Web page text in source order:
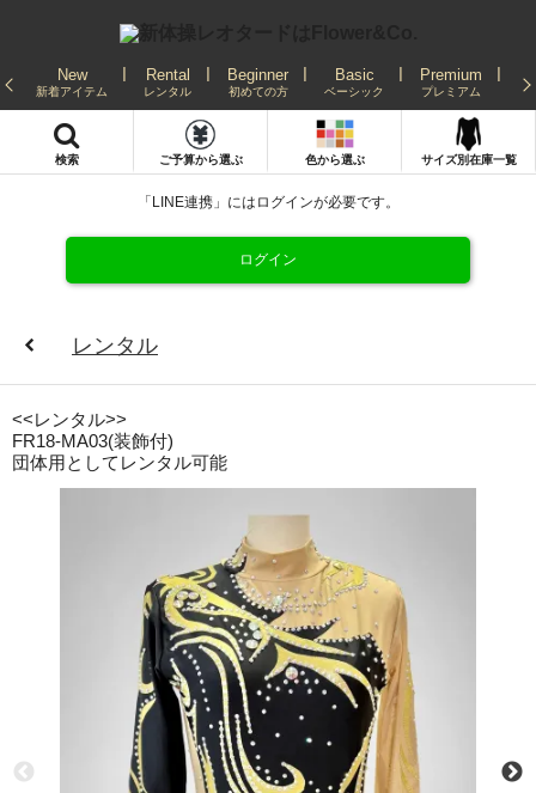
New
新着アイテム
Rental
レンタル
Beginner
初めての方
Basic
ベーシック
Premium
プレミアム
検索 ご予算から選ぶ 色から選ぶ サイズ別在庫一覧
「LINE連携」にはログインが必要です。
ログイン
レンタル
<<レンタル>>
FR18-MA03(装飾付)
団体用としてレンタル可能